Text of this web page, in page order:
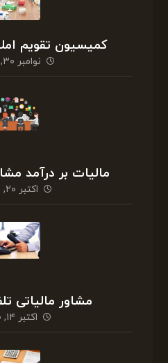
کمیسیون تقویم
نوامبر ۳۰, ۲۰۲۰
مالیات بر درآمد
اکتبر ۲۰, ۲۰۲۰
مشاور مالیاتی
اکتبر ۱۴, ۲۰۲۰